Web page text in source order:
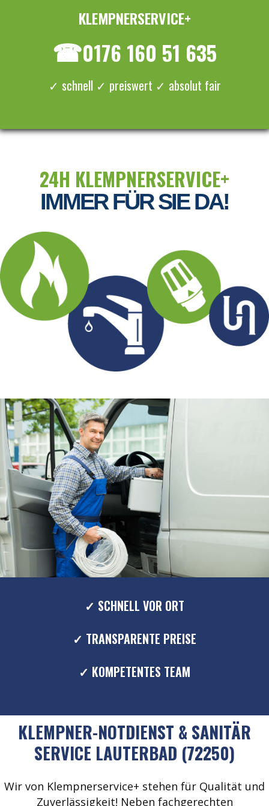
KLEMPNERSERVICE+
☎0176 160 51 635
✓ schnell ✓ preiswert ✓ absolut fair
24H KLEMPNERSERVICE+
IMMER FÜR SIE DA!
✓ SCHNELL VOR ORT
✓ TRANSPARENTE PREISE
✓ KOMPETENTES TEAM
KLEMPNER-NOTDIENST & SANITÄR
SERVICE LAUTERBAD (72250)
Wir von Klempnerservice+ stehen für Qualität und
Zuverlässigkeit! Neben fachgerechten